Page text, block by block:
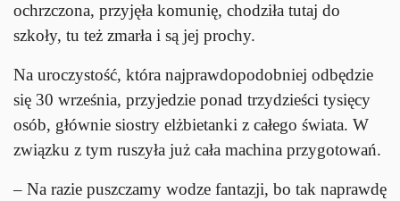
ochrzczona, przyjęła komunię, chodziła tutaj do
szkoły, tu też zmarła i są jej prochy.
Na uroczystość, która najprawdopodobniej odbędzie
się 30 września, przyjedzie ponad trzydzieści tysięcy
osób, głównie siostry elżbietanki z całego świata. W
związku z tym ruszyła już cała machina przygotowań.
– Na razie puszczamy wodze fantazji, bo tak naprawdę